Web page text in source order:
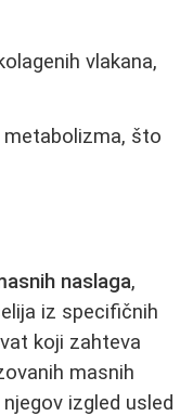
vlakana,
što
naslaga,
iz specifičnih
koji zahteva
masnih
izgled usled